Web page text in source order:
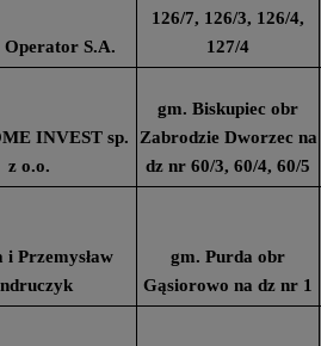
Operator S.A.
126/7, 126/3, 126/4,
127/4
INVEST sp.
z o.o.
gm. Biskupiec obr
Zabrodzie Dworzec na
dz nr 60/3, 60/4, 60/5
i Przemysław
gm. Purda obr
Gąsiorowo na dz nr 1